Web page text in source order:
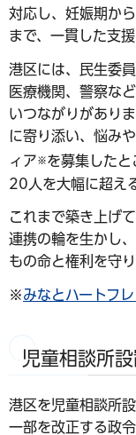
対応し、妊娠期か
まで、一貫した支
港区には、民生委
医療機関、警察な
いつながりがあり
に寄り添い、悩み
ィア※を募集した
20人を大幅に超え
これまで築き上げ
連携の輪を生かし
もの命と権利を守
※みなとハートフ
児童相談所
港区を児童相談所
一部を改正する政